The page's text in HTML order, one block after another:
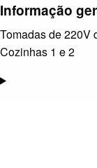
Informação
Tomadas de 220V
Cozinhas 1 e 2